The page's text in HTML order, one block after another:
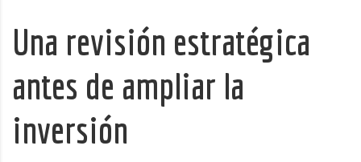
Una revisión estratégica
antes de ampliar la
inversión